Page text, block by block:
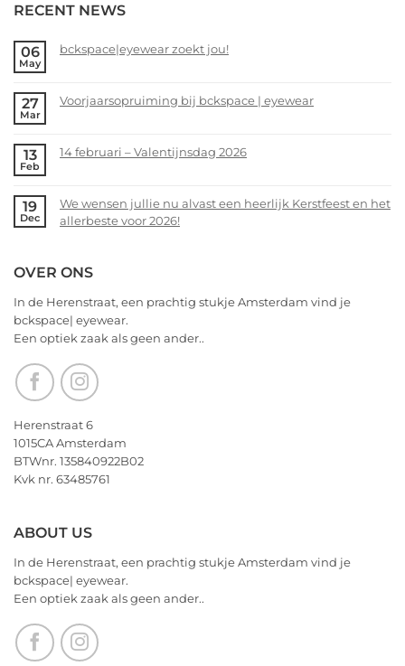
Valentijnsdag
on
wensen
alvast
Kerstfeest
allerbeste
voor
RECENT NEWS
06
May
bckspace|eyewear zoekt jou!
on
jou!
27
Mar
Voorjaarsopruiming bij bckspace | eyewear
on
bckspace
|
13
Feb
14 februari – Valentijnsdag 2026
on
14
Valentijnsdag
19
Dec
We wensen jullie nu alvast een heerlijk Kerstfeest en het
allerbeste voor 2026!
on
wensen
jullie
nu
alvast
een
heerlijk
en
het
allerbeste
voor
OVER ONS
In de Herenstraat, een prachtig stukje Amsterdam vind je
bckspace| eyewear.
Een optiek zaak als geen ander..
Herenstraat 6
1015CA Amsterdam
BTWnr. 135840922B02
Kvk nr. 63485761
ABOUT US
In de Herenstraat, een prachtig stukje Amsterdam vind je
bckspace| eyewear.
Een optiek zaak als geen ander..